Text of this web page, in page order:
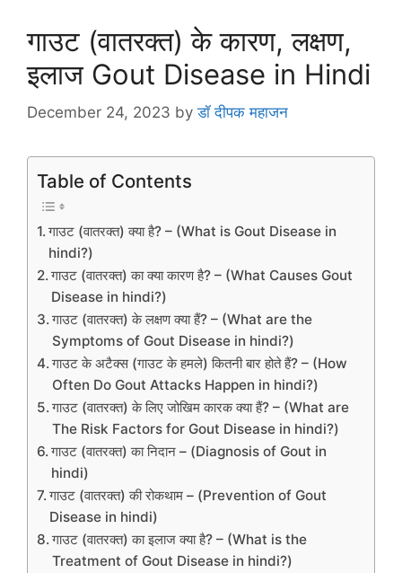
गाउट (वातरक्त) के कारण, लक्षण,
इलाज Gout Disease in Hindi
December 24, 2023 byडॉ दीपक महाजन
Table of Contents
गाउट (वातरक्त) क्या है? – (What is Gout Disease in
hindi?)
गाउट (वातरक्त) का क्या कारण है? – (What Causes Gout
Disease in hindi?)
गाउट (वातरक्त) के लक्षण क्या हैं? – (What are the
Symptoms of Gout Disease in hindi?)
गाउट के अटैक्स (गाउट के हमले) कितनी बार होते हैं? – (How
Often Do Gout Attacks Happen in hindi?)
गाउट (वातरक्त) के लिए जोखिम कारक क्या हैं? – (What are
The Risk Factors for Gout Disease in hindi?)
गाउट (वातरक्त) का निदान – (Diagnosis of Gout in
hindi)
गाउट (वातरक्त) की रोकथाम – (Prevention of Gout
Disease in hindi)
गाउट (वातरक्त) का इलाज क्या है? – (What is the
Treatment of Gout Disease in hindi?)